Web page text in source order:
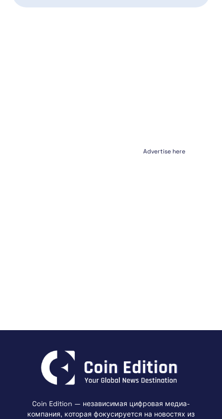
Advertise here
Coin Edition — независимая цифровая медиа-
компания, которая фокусируется на новостях из